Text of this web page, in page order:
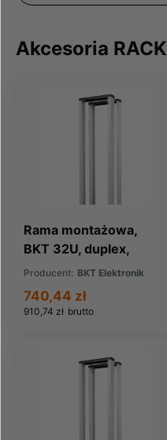
Akcesoria RACK
Rama montażowa,
BKT 32U, duplex,
550/710/1530.
Producent: BKT Elektronik
910,74 zł brutto
740,44 zł